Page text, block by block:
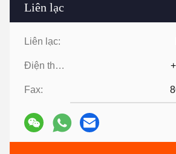
Liên lạc
Liên lạc:
Điện thoại:
Fax: